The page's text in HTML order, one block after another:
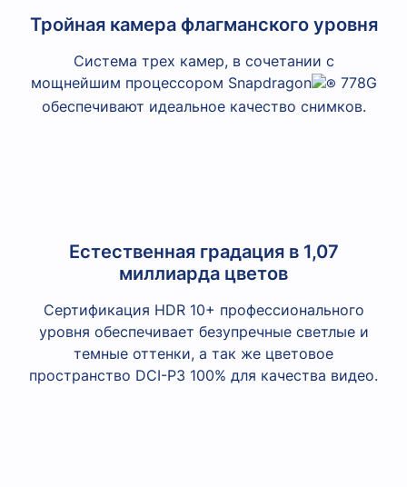
Тройная камера флагманского уровня
Система трех камер, в сочетании с
мощнейшим процессором Snapdragon
778G
обеспечивают идеальное качество снимков.
Естественная градация в 1,07
миллиарда цветов
Сертификация HDR 10+ профессионального
уровня обеспечивает безупречные светлые и
темные оттенки, а так же цветовое
пространство DCI-P3 100% для качества видео.